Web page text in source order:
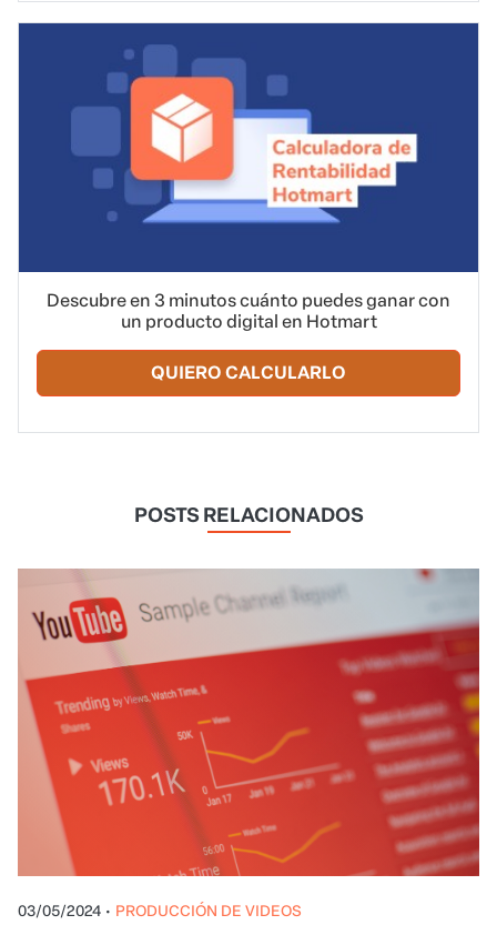
Descubre en 3 minutos cuánto puedes ganar con
un producto digital en Hotmart
QUIERO CALCULARLO
POSTS RELACIONADOS
03/05/2024 • PRODUCCIÓN DE VIDEOS